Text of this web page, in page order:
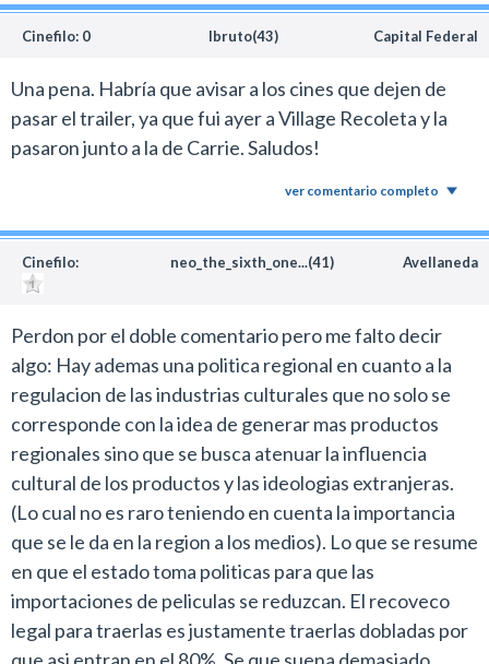
Cinefilo: 0 lbruto(43) Capital Federal
Una pena. Habría que avisar a los cines que dejen de
pasar el trailer, ya que fui ayer a Village Recoleta y la
pasaron junto a la de Carrie. Saludos!
ver comentario completo
Cinefilo: neo_the_sixth_one...(41) Avellaneda
Perdon por el doble comentario pero me falto decir
algo: Hay ademas una politica regional en cuanto a la
regulacion de las industrias culturales que no solo se
corresponde con la idea de generar mas productos
regionales sino que se busca atenuar la influencia
cultural de los productos y las ideologias extranjeras.
(Lo cual no es raro teniendo en cuenta la importancia
que se le da en la region a los medios). Lo que se resume
en que el estado toma politicas para que las
importaciones de peliculas se reduzcan. El recoveco
legal para traerlas es justamente traerlas dobladas por
que asi entran en el 80%. Se que suena demasiado